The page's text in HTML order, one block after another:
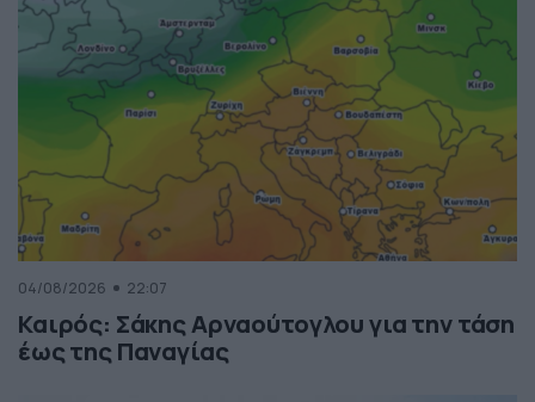
04/08/2026 22:07
Καιρός: Σάκης Αρναούτογλου για την τάση
έως της Παναγίας